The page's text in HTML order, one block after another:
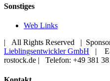
Sonstiges
Web Links
| All Rights Reserved |
Lieblingsentwickler GmbH | E-
rostock.de | Telefon: +49 381
Toggle